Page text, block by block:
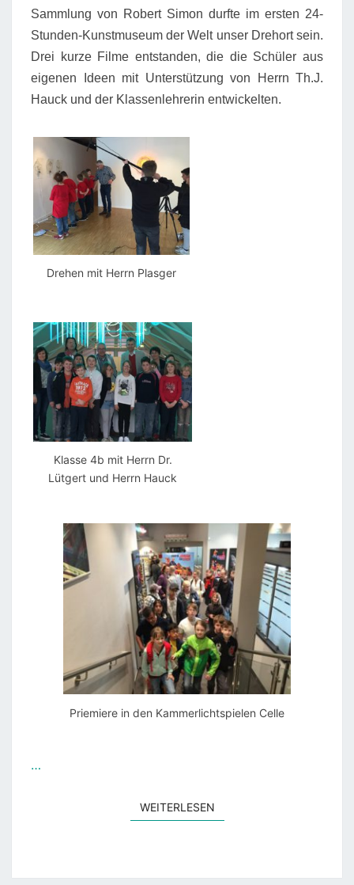
Sammlung von Robert Simon durfte im ersten 24-
Stunden-Kunstmuseum der Welt unser Drehort sein.
Drei kurze Filme entstanden, die die Schüler aus
eigenen Ideen mit Unterstützung von Herrn Th.J.
Hauck und der Klassenlehrerin entwickelten.
Drehen mit Herrn Plasger
Klasse 4b mit Herrn Dr.
Lütgert und Herrn Hauck
Priemiere in den Kammerlichtspielen Celle
…
WEITERLESENWEITERLESEN